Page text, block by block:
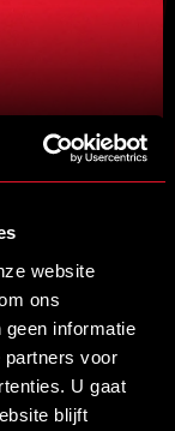
website
ons
informatie
voor
U gaat
blijft